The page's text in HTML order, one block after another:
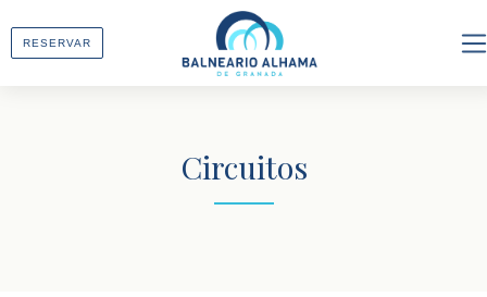
RESERVAR
Circuitos